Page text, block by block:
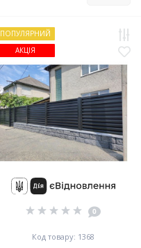
ПОПУЛЯРНИЙ
АКЦІЯ
0
Код товару: 1368